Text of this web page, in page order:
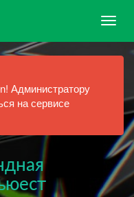
Администратору
на сервисе